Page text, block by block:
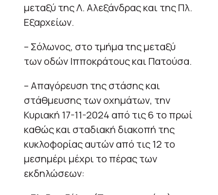
μεταξύ της Λ. Αλεξάνδρας και της Πλ.
Εξαρχείων.
– Σόλωνος, στο τμήμα της μεταξύ
των οδών Ιπποκράτους και Πατούσα.
– Απαγόρευση της στάσης και
στάθμευσης των οχημάτων, την
Κυριακή 17-11-2024 από τις 6 το πρωί
καθώς και σταδιακή διακοπή της
κυκλοφορίας αυτών από τις 12 το
μεσημέρι μέχρι το πέρας των
εκδηλώσεων: